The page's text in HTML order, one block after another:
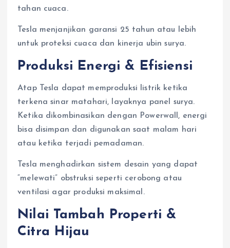
tahan cuaca.
Tesla menjanjikan garansi 25 tahun atau lebih
untuk proteksi cuaca dan kinerja ubin surya.
Produksi Energi & Efisiensi
Atap Tesla dapat memproduksi listrik ketika
terkena sinar matahari, layaknya panel surya.
Ketika dikombinasikan dengan Powerwall, energi
bisa disimpan dan digunakan saat malam hari
atau ketika terjadi pemadaman.
Tesla menghadirkan sistem desain yang dapat
“melewati” obstruksi seperti cerobong atau
ventilasi agar produksi maksimal.
Nilai Tambah Properti &
Citra Hijau